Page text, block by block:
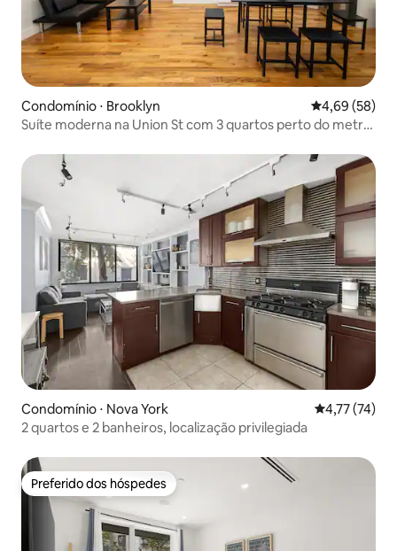
Condomínio ⋅ Brooklyn 4,69 de uma
4,69 (58)
Suíte moderna na Union St com 3 quartos perto do metrô
Condomínio ⋅ Nova York 4,77 de uma
4,77 (74)
2 quartos e 2 banheiros, localização privilegiada
Preferido dos hóspedes
Preferido dos hóspedes